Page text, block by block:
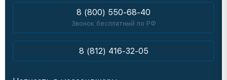
8 (800) 550-68-40
Звонок бесплатный по РФ
8 (812) 416-32-05